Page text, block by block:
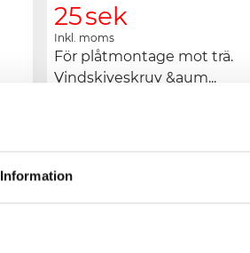
Information
25sek
Inkl. moms
För plåtmontage mot trä.
Vindskiveskruv &aum...